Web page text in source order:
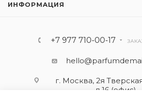
ИНФОРМАЦИЯ
+7 977 710-00-17
г. Москва, 2я